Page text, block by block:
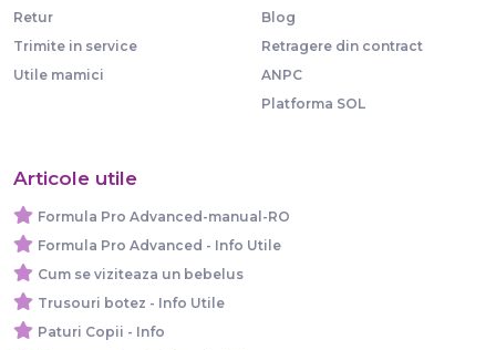
Retur
Trimite in service
Utile mamici
Blog
Retragere din contract
ANPC
Platforma SOL
Articole utile
Formula Pro Advanced-manual-RO
Formula Pro Advanced - Info Utile
Cum se viziteaza un bebelus
Trusouri botez - Info Utile
Paturi Copii - Info